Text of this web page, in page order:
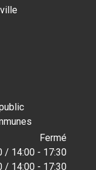
Fermé
/ 14:00 - 17:30
/ 14:00 - 17:30